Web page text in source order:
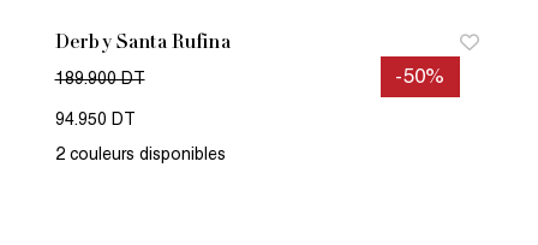
Derby Santa Rufina
-50%
189.900 DT
94.950 DT
2 couleurs disponibles